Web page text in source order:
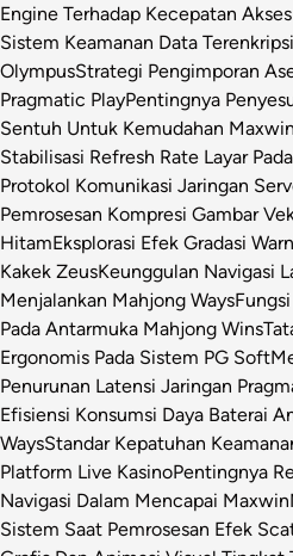
Engine Terhadap Kecepatan
Sistem Keamanan Data
OlympusStrategi Pengimporan
Pragmatic PlayPentingnya
Sentuh Untuk Kemudahan Maxwin
Stabilisasi Refresh Rate Layar
Protokol Komunikasi Jaringan
Pemrosesan Kompresi Gambar
HitamEksplorasi Efek Gradasi
Kakek ZeusKeunggulan Navigasi
Menjalankan Mahjong Ways
Pada Antarmuka Mahjong Wins
Ergonomis Pada Sistem PG Soft
Penurunan Latensi Jaringan
Efisiensi Konsumsi Daya Baterai
WaysStandar Kepatuhan
Platform Live KasinoPentingnya
Navigasi Dalam Mencapai Maxwin
Sistem Saat Pemrosesan Efek